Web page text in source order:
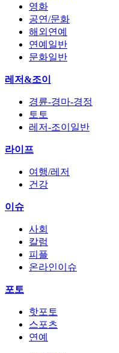
영화
공연/문화
해외연예
연예일반
문화일반
레저&조이
경륜-경마-경정
토토
레저-조이일반
라이프
여행/레저
건강
이슈
사회
칼럼
피플
온라인이슈
포토
핫포토
스포츠
연예